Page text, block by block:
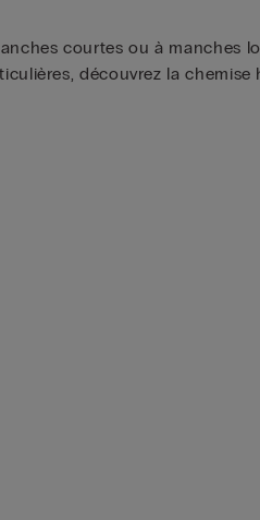
courtes ou à manches
découvrez la chemise